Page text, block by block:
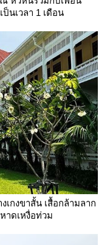
นเวลา 1 เดือน
เกงขาสั้น เสื้อกล้ามลาก
าดเหงื่อท่วม